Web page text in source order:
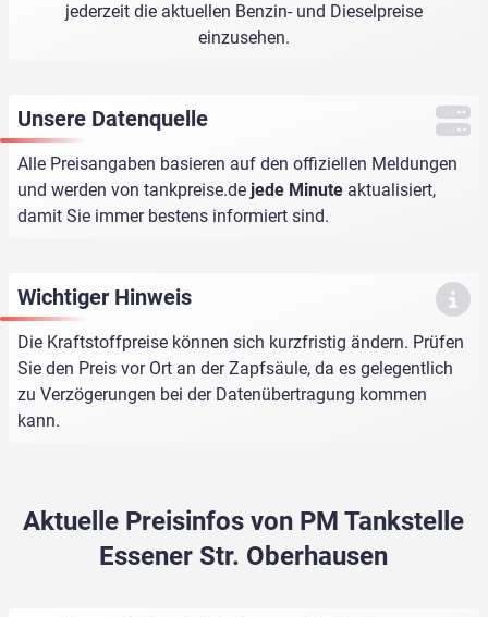
jederzeit die aktuellen Benzin- und Dieselpreise
einzusehen.
Unsere Datenquelle
Alle Preisangaben basieren auf den offiziellen Meldungen
und werden von tankpreise.de jede Minute aktualisiert,
damit Sie immer bestens informiert sind.
Wichtiger Hinweis
Die Kraftstoffpreise können sich kurzfristig ändern. Prüfen
Sie den Preis vor Ort an der Zapfsäule, da es gelegentlich
zu Verzögerungen bei der Datenübertragung kommen
kann.
Aktuelle Preisinfos von PM Tankstelle
Essener Str. Oberhausen